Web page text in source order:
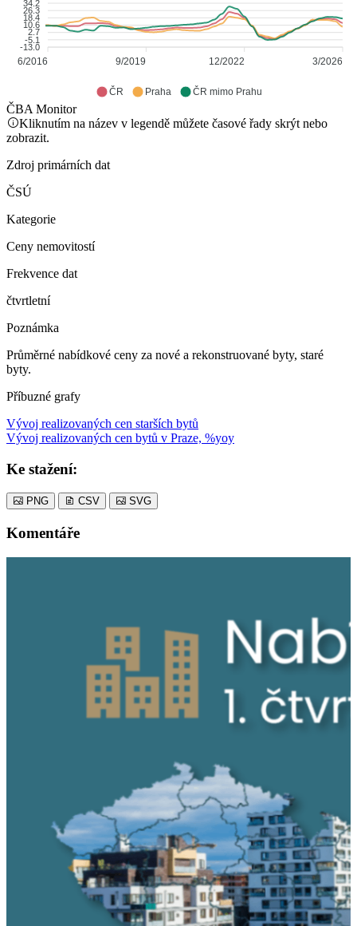
34.2
26.3
18.4
10.6
2.7
-5.1
-13.0
6/2016 9/2019 12/2022 3/2026
ČR Praha ČR mimo Prahu
ČBA Monitor
Kliknutím na název v legendě můžete časové řady skrýt nebo
zobrazit.
Zdroj primárních dat
ČSÚ
Kategorie
Ceny nemovitostí
Frekvence dat
čtvrtletní
Poznámka
Průměrné nabídkové ceny za nové a rekonstruované byty, staré
byty.
Příbuzné grafy
Vývoj realizovaných cen starších bytů
Vývoj realizovaných cen bytů v Praze, %yoy
Ke stažení:
PNG CSV SVG
Komentáře